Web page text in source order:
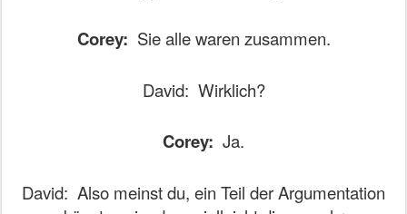
Corey: Sie alle waren zusammen.
David: Wirklich?
Corey: Ja.
David: Also meinst du, ein Teil der Argumentation